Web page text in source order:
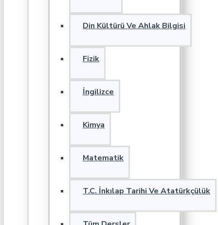
Din Kültürü Ve Ahlak Bilgisi
Fizik
İngilizce
Kimya
Matematik
T.C. İnkılap Tarihi Ve Atatürkçülük